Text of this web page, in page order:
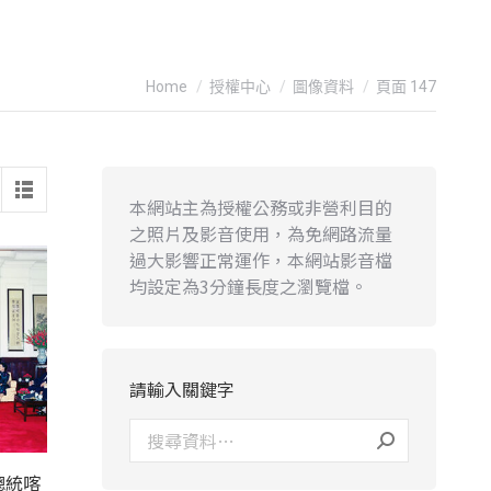
You are here:
Home 授權中心 圖像資料 頁面 147
喀
本網站主為授權公務或非營利目的
之照片及影音使用，為免網路流量
過大影響正常運作，本網站影音檔
均設定為3分鐘長度之瀏覽檔。
請輸入關鍵字